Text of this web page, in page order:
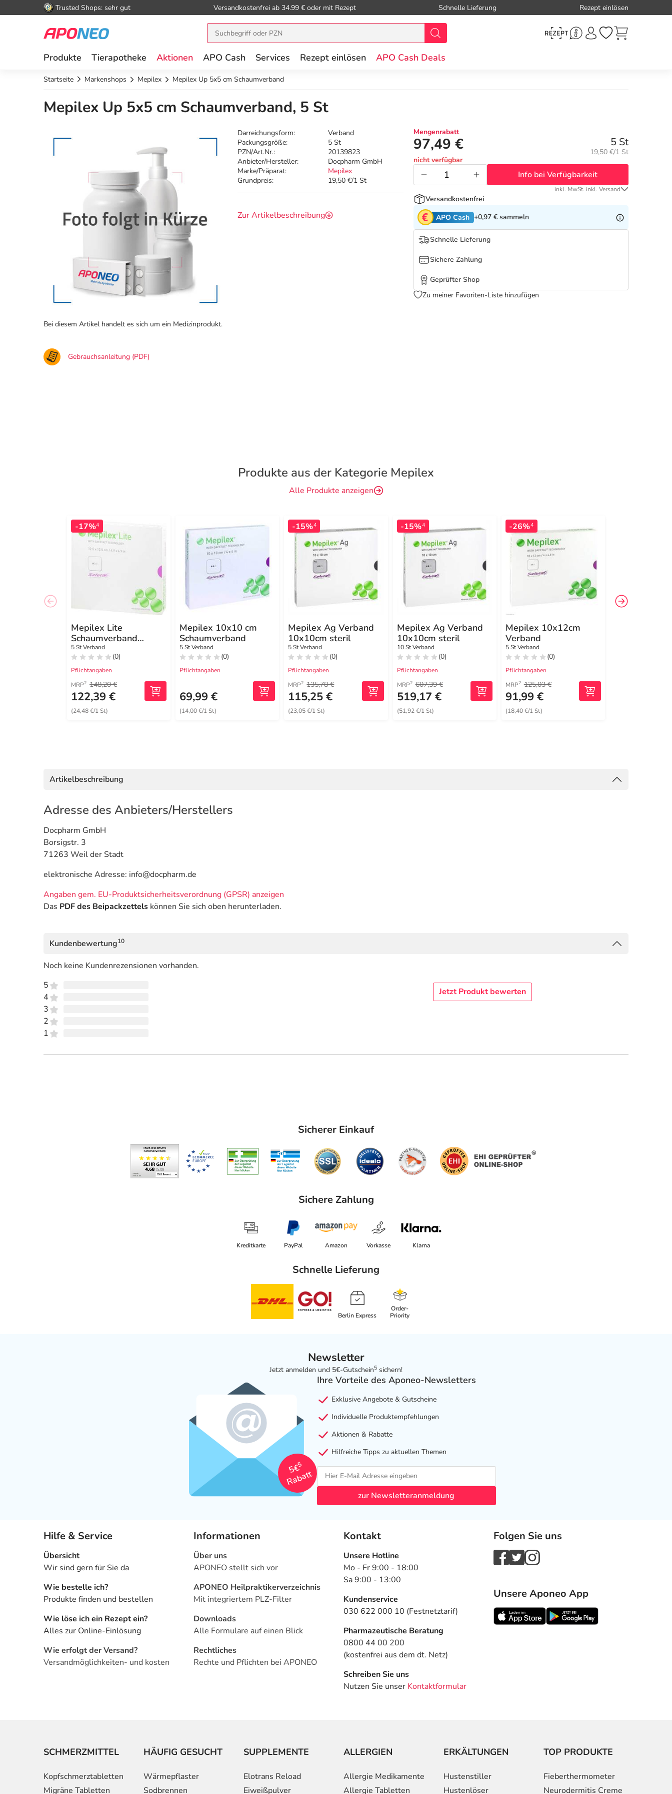
Trusted Shops: sehr gut Versandkostenfrei ab 34.99 € oder mit Rezept Schnelle Lieferung Rezept einlösen
Produkte Tierapotheke Aktionen APO Cash Services Rezept einlösen APO Cash Deals
Startseite Markenshops Mepilex Mepilex Up 5x5 cm Schaumverband
Mepilex Up 5x5 cm Schaumverband, 5 St
Darreichungsform:
Verband
Packungsgröße:
5 St
PZN/Art.Nr.:
20139823
Anbieter/Hersteller:
Docpharm GmbH
Marke/Präparat:
Mepilex
Grundpreis:
19,50 €/1 St
Zur Artikelbeschreibung
Mengenrabatt
97,49 € 5 St
Grundpreis:
19,50 €/1 St
nicht verfügbar
Info bei Verfügbarkeit
inkl. MwSt. inkl. Versand
Versandkostenfrei
APO Cash +0,97 € sammeln
Schnelle Lieferung
Sichere Zahlung
Geprüfter Shop
Zu meiner Favoriten-Liste hinzufügen
Bei diesem Artikel handelt es sich um ein Medizinprodukt.
Gebrauchsanleitung (PDF)
Produkte aus der Kategorie Mepilex
Alle Produkte anzeigen
-17%4
Mepilex Lite
Schaumverband
12,5x12,5cm steril
5 St Verband
(0)
Pflichtangaben
MRP2 148,20 €
122,39 €
(24,48 €/1 St)
Mepilex 10x10 cm
Schaumverband
5 St Verband
(0)
Pflichtangaben
69,99 €
(14,00 €/1 St)
-15%4
Mepilex Ag Verband
10x10cm steril
5 St Verband
(0)
Pflichtangaben
MRP2 135,78 €
115,25 €
(23,05 €/1 St)
-15%4
Mepilex Ag Verband
10x10cm steril
10 St Verband
(0)
Pflichtangaben
MRP2 607,39 €
519,17 €
(51,92 €/1 St)
-26%4
Mepilex 10x12cm
Verband
5 St Verband
(0)
Pflichtangaben
MRP2 125,03 €
91,99 €
(18,40 €/1 St)
Artikelbeschreibung
Adresse des Anbieters/Herstellers
Docpharm GmbH
Borsigstr. 3
71263 Weil der Stadt
elektronische Adresse: info@docpharm.de
Angaben gem. EU-Produktsicherheitsverordnung (GPSR) anzeigen
Das PDF des Beipackzettels können Sie sich oben herunterladen.
Kundenbewertung10
Noch keine Kundenrezensionen vorhanden.
5
4
3
2
1
Jetzt Produkt bewerten
Sicherer Einkauf
Sichere Zahlung
Kreditkarte PayPal Amazon Vorkasse Klarna
Schnelle Lieferung
Berlin Express
Order-
Priority
Newsletter
Jetzt anmelden und 5€-Gutschein5 sichern!
5€
5
Rabatt
Ihre Vorteile des Aponeo-Newsletters
Exklusive Angebote & Gutscheine
Individuelle Produktempfehlungen
Aktionen & Rabatte
Hilfreiche Tipps zu aktuellen Themen
zur Newsletteranmeldung
Hilfe & Service
Übersicht
Wir sind gern für Sie da
Wie bestelle ich?
Produkte finden und bestellen
Wie löse ich ein Rezept ein?
Alles zur Online-Einlösung
Wie erfolgt der Versand?
Versandmöglichkeiten- und kosten
Informationen
Über uns
APONEO stellt sich vor
APONEO Heilpraktikerverzeichnis
Mit integriertem PLZ-Filter
Downloads
Alle Formulare auf einen Blick
Rechtliches
Rechte und Pflichten bei APONEO
Kontakt
Unsere Hotline
Mo - Fr 9:00 - 18:00
Sa 9:00 - 13:00
Kundenservice
030 622 000 10 (Festnetztarif)
Pharmazeutische Beratung
0800 44 00 200
(kostenfrei aus dem dt. Netz)
Schreiben Sie uns
Nutzen Sie unser Kontaktformular
Folgen Sie uns
Unsere Aponeo App
SCHMERZMITTEL
Kopfschmerztabletten
Migräne Tabletten
HÄUFIG GESUCHT
Wärmepflaster
Sodbrennen
SUPPLEMENTE
Elotrans Reload
Eiweißpulver
ALLERGIEN
Allergie Medikamente
Allergie Tabletten
ERKÄLTUNGEN
Hustenstiller
Hustenlöser
TOP PRODUKTE
Fieberthermometer
Neurodermitis Creme